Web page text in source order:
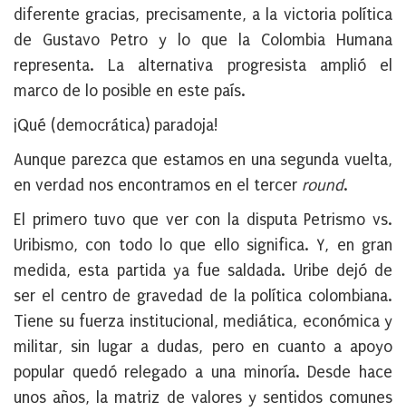
diferente gracias, precisamente, a la victoria política
de Gustavo Petro y lo que la Colombia Humana
representa. La alternativa progresista amplió el
marco de lo posible en este país.
¡Qué (democrática) paradoja!
Aunque parezca que estamos en una segunda vuelta,
en verdad nos encontramos en el tercer round.
El primero tuvo que ver con la disputa Petrismo vs.
Uribismo, con todo lo que ello significa. Y, en gran
medida, esta partida ya fue saldada. Uribe dejó de
ser el centro de gravedad de la política colombiana.
Tiene su fuerza institucional, mediática, económica y
militar, sin lugar a dudas, pero en cuanto a apoyo
popular quedó relegado a una minoría. Desde hace
unos años, la matriz de valores y sentidos comunes